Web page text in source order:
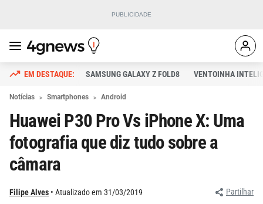
SAMSUNG GALAXY Z FOLD8 VENTOINHA
Notícias Smartphones Android
Huawei P30 Pro Vs iPhone X: Uma
fotografia que diz tudo sobre a
câmara
Filipe Alves Atualizado em 31/03/2019 Partilhar